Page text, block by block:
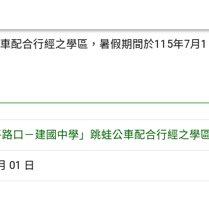
配合行經之學區，暑假期間於115年7月
路口－建國中學」跳蛙公車配合行經之
01 日